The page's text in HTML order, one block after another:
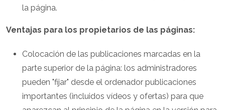
la página.
Ventajas para los propietarios de las páginas:
Colocación de las publicaciones marcadas en la
parte superior de la página: los administradores
pueden "fijar" desde el ordenador publicaciones
importantes (incluidos vídeos y ofertas) para que